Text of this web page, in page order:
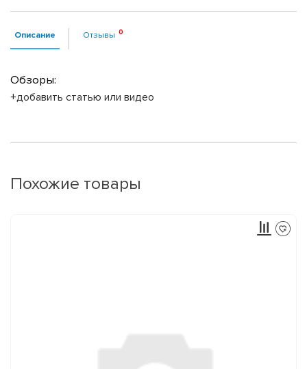
Описание Отзывы
Обзоры:
+добавить статью или видео
Похожие товары